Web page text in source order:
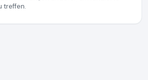
treffen.